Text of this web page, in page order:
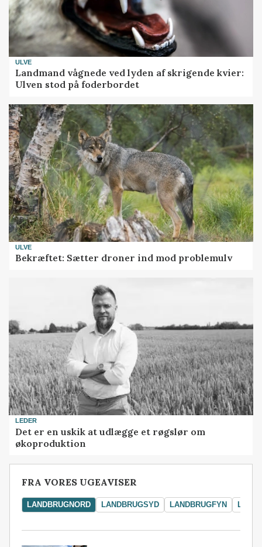
ULVE
Landmand vågnede ved lyden af skrigende kvier:
Ulven stod på foderbordet
ULVE
Bekræftet: Sætter droner ind mod problemulv
LEDER
Det er en uskik at udlægge et røgslør om
økoproduktion
FRA VORES UGEAVISER
LANDBRUGNORD LANDBRUGSYD LANDBRUGFYN